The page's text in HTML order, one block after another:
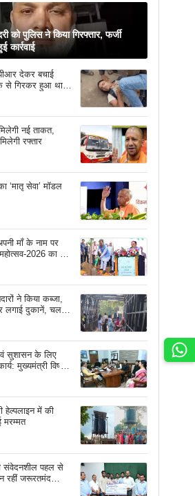
को पुलिस ने किया गिरफ्तार, फर्जी
कार्रवाई
देकर बचाई
से गिरकर हुआ था
नई ताकत,
रफ्तार
‘मातृ सेवा’ मॉडल
माँ के नाम पर
2026 का हुआ
ने किया कब्जा,
लगाई दुकानें, चलने
सुशासन के लिए
मुख्यमंत्री विष्णु
हेल्पलाइन में की
मरम्मत
संवेदनशील पहल से
रहीं जरूरतमंद